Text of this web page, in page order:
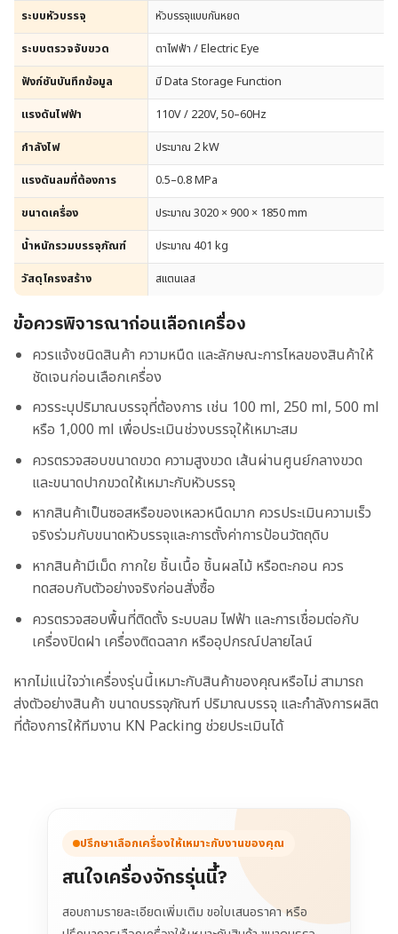
ระบบหัวบรรจุ
หัวบรรจุแบบกันหยด
ระบบตรวจจับขวด
ตาไฟฟ้า / Electric Eye
ฟังก์ชันบันทึกข้อมูล
มี Data Storage Function
แรงดันไฟฟ้า
110V / 220V, 50–60Hz
กำลังไฟ
ประมาณ 2 kW
แรงดันลมที่ต้องการ
0.5–0.8 MPa
ขนาดเครื่อง
ประมาณ 3020 × 900 × 1850 mm
น้ำหนักรวมบรรจุภัณฑ์
ประมาณ 401 kg
วัสดุโครงสร้าง
สแตนเลส
ข้อควรพิจารณาก่อนเลือกเครื่อง
ควรแจ้งชนิดสินค้า ความหนืด และลักษณะการไหลของสินค้าให้
ชัดเจนก่อนเลือกเครื่อง
ควรระบุปริมาณบรรจุที่ต้องการ เช่น 100 ml, 250 ml, 500 ml
หรือ 1,000 ml เพื่อประเมินช่วงบรรจุให้เหมาะสม
ควรตรวจสอบขนาดขวด ความสูงขวด เส้นผ่านศูนย์กลางขวด
และขนาดปากขวดให้เหมาะกับหัวบรรจุ
หากสินค้าเป็นซอสหรือของเหลวหนืดมาก ควรประเมินความเร็ว
จริงร่วมกับขนาดหัวบรรจุและการตั้งค่าการป้อนวัตถุดิบ
หากสินค้ามีเม็ด กากใย ชิ้นเนื้อ ชิ้นผลไม้ หรือตะกอน ควร
ทดสอบกับตัวอย่างจริงก่อนสั่งซื้อ
ควรตรวจสอบพื้นที่ติดตั้ง ระบบลม ไฟฟ้า และการเชื่อมต่อกับ
เครื่องปิดฝา เครื่องติดฉลาก หรืออุปกรณ์ปลายไลน์
หากไม่แน่ใจว่าเครื่องรุ่นนี้เหมาะกับสินค้าของคุณหรือไม่ สามารถ
ส่งตัวอย่างสินค้า ขนาดบรรจุภัณฑ์ ปริมาณบรรจุ และกำลังการผลิต
ที่ต้องการให้ทีมงาน KN Packing ช่วยประเมินได้
ปรึกษาเลือกเครื่องให้เหมาะกับงานของคุณ
สนใจเครื่องจักรรุ่นนี้?
สอบถามรายละเอียดเพิ่มเติม ขอใบเสนอราคา หรือ